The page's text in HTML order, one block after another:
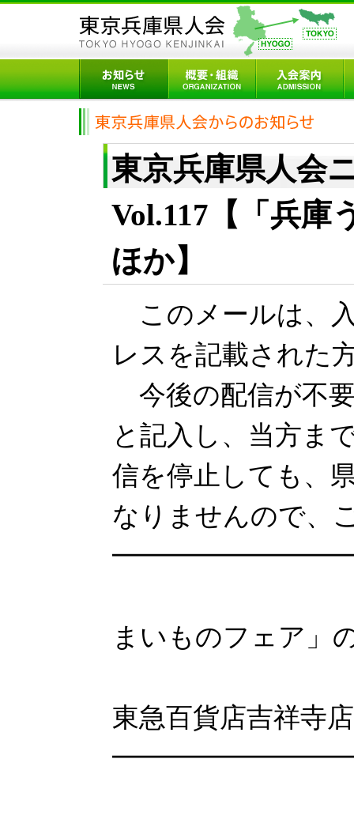
東京兵庫県人
Vol.117【「兵
ほか】
このメールは、
レスを記載された
今後の配信が不
と記入し、当方ま
信を停止しても、
なりませんので、
まいものフェア」
東急百貨店吉祥寺